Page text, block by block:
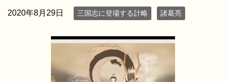
2020年8月29日 三国志に登場する計略 諸葛亮